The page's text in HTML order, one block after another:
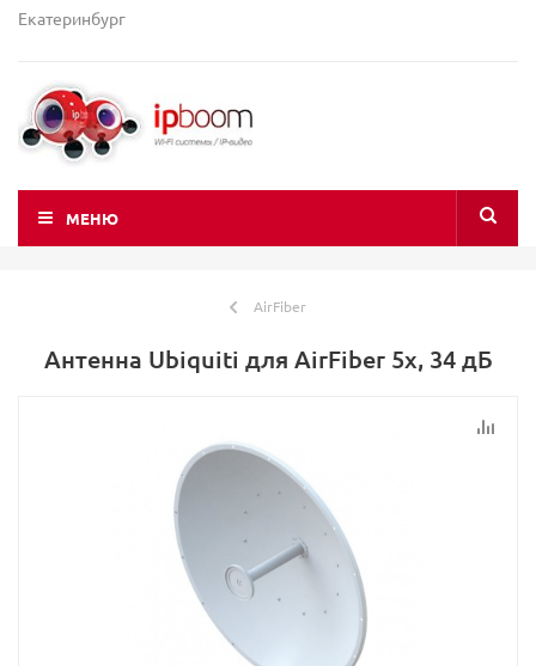
Екатеринбург
МЕНЮ
AirFiber
Антенна Ubiquiti для AirFiber 5x, 34 дБ